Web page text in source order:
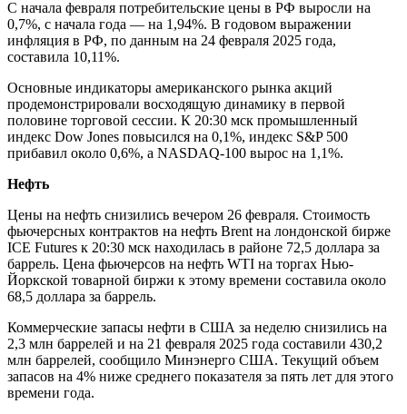
С начала февраля потребительские цены в РФ выросли на
0,7%, с начала года — на 1,94%. В годовом выражении
инфляция в РФ, по данным на 24 февраля 2025 года,
составила 10,11%.
Основные индикаторы американского рынка акций
продемонстрировали восходящую динамику в первой
половине торговой сессии. К 20:30 мск промышленный
индекс Dow Jones повысился на 0,1%, индекс S&P 500
прибавил около 0,6%, а NASDAQ-100 вырос на 1,1%.
Нефть
Цены на нефть снизились вечером 26 февраля. Стоимость
фьючерсных контрактов на нефть Brent на лондонской бирже
ICE Futures к 20:30 мск находилась в районе 72,5 доллара за
баррель. Цена фьючерсов на нефть WTI на торгах Нью-
Йоркской товарной биржи к этому времени составила около
68,5 доллара за баррель.
Коммерческие запасы нефти в США за неделю снизились на
2,3 млн баррелей и на 21 февраля 2025 года составили 430,2
млн баррелей, сообщило Минэнерго США. Текущий объем
запасов на 4% ниже среднего показателя за пять лет для этого
времени года.